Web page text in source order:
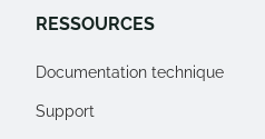
RESSOURCES
Documentation technique
Support